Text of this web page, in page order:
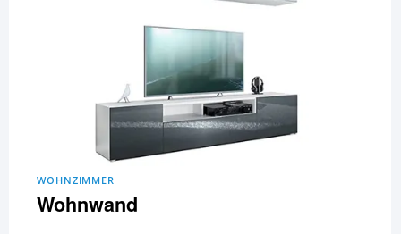
WOHNZIMMER
Wohnwand